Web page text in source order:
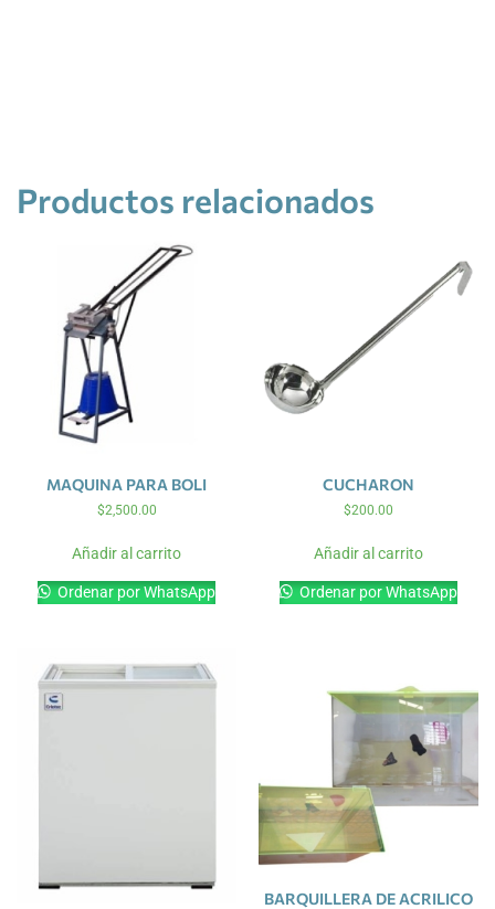
Productos relacionados
MAQUINA PARA BOLI
$2,500.00
Añadir al carrito
Ordenar por WhatsApp
CUCHARON
$200.00
Añadir al carrito
Ordenar por WhatsApp
BARQUILLERA DE ACRILICO